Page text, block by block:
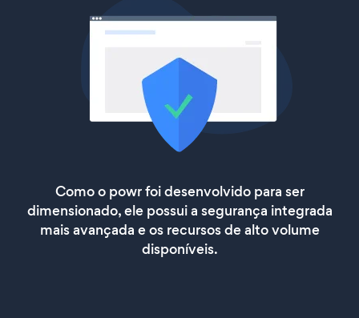
Como o powr foi desenvolvido para ser
dimensionado, ele possui a segurança integrada
mais avançada e os recursos de alto volume
disponíveis.